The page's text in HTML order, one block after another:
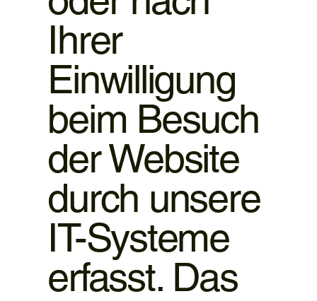
Ihrer
Einwilligung
beim Besuch
der Website
durch unsere
IT-Systeme
erfasst. Das